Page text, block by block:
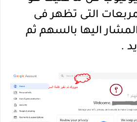
التى تظهر فى
اليها بالسهم ثم
.